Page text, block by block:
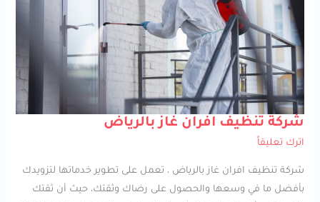
شركة تنظيف افران غاز بالرياض
اترك تعليقاً
شركة تنظيف افران غاز بالرياض ، تعمل على تطوير خدماتها لتزويدك
بأفضل ما في وسعها والحصول على رضاك وثقتك، حيث أن ثقتك
شركة
تنظيف
افران
غاز